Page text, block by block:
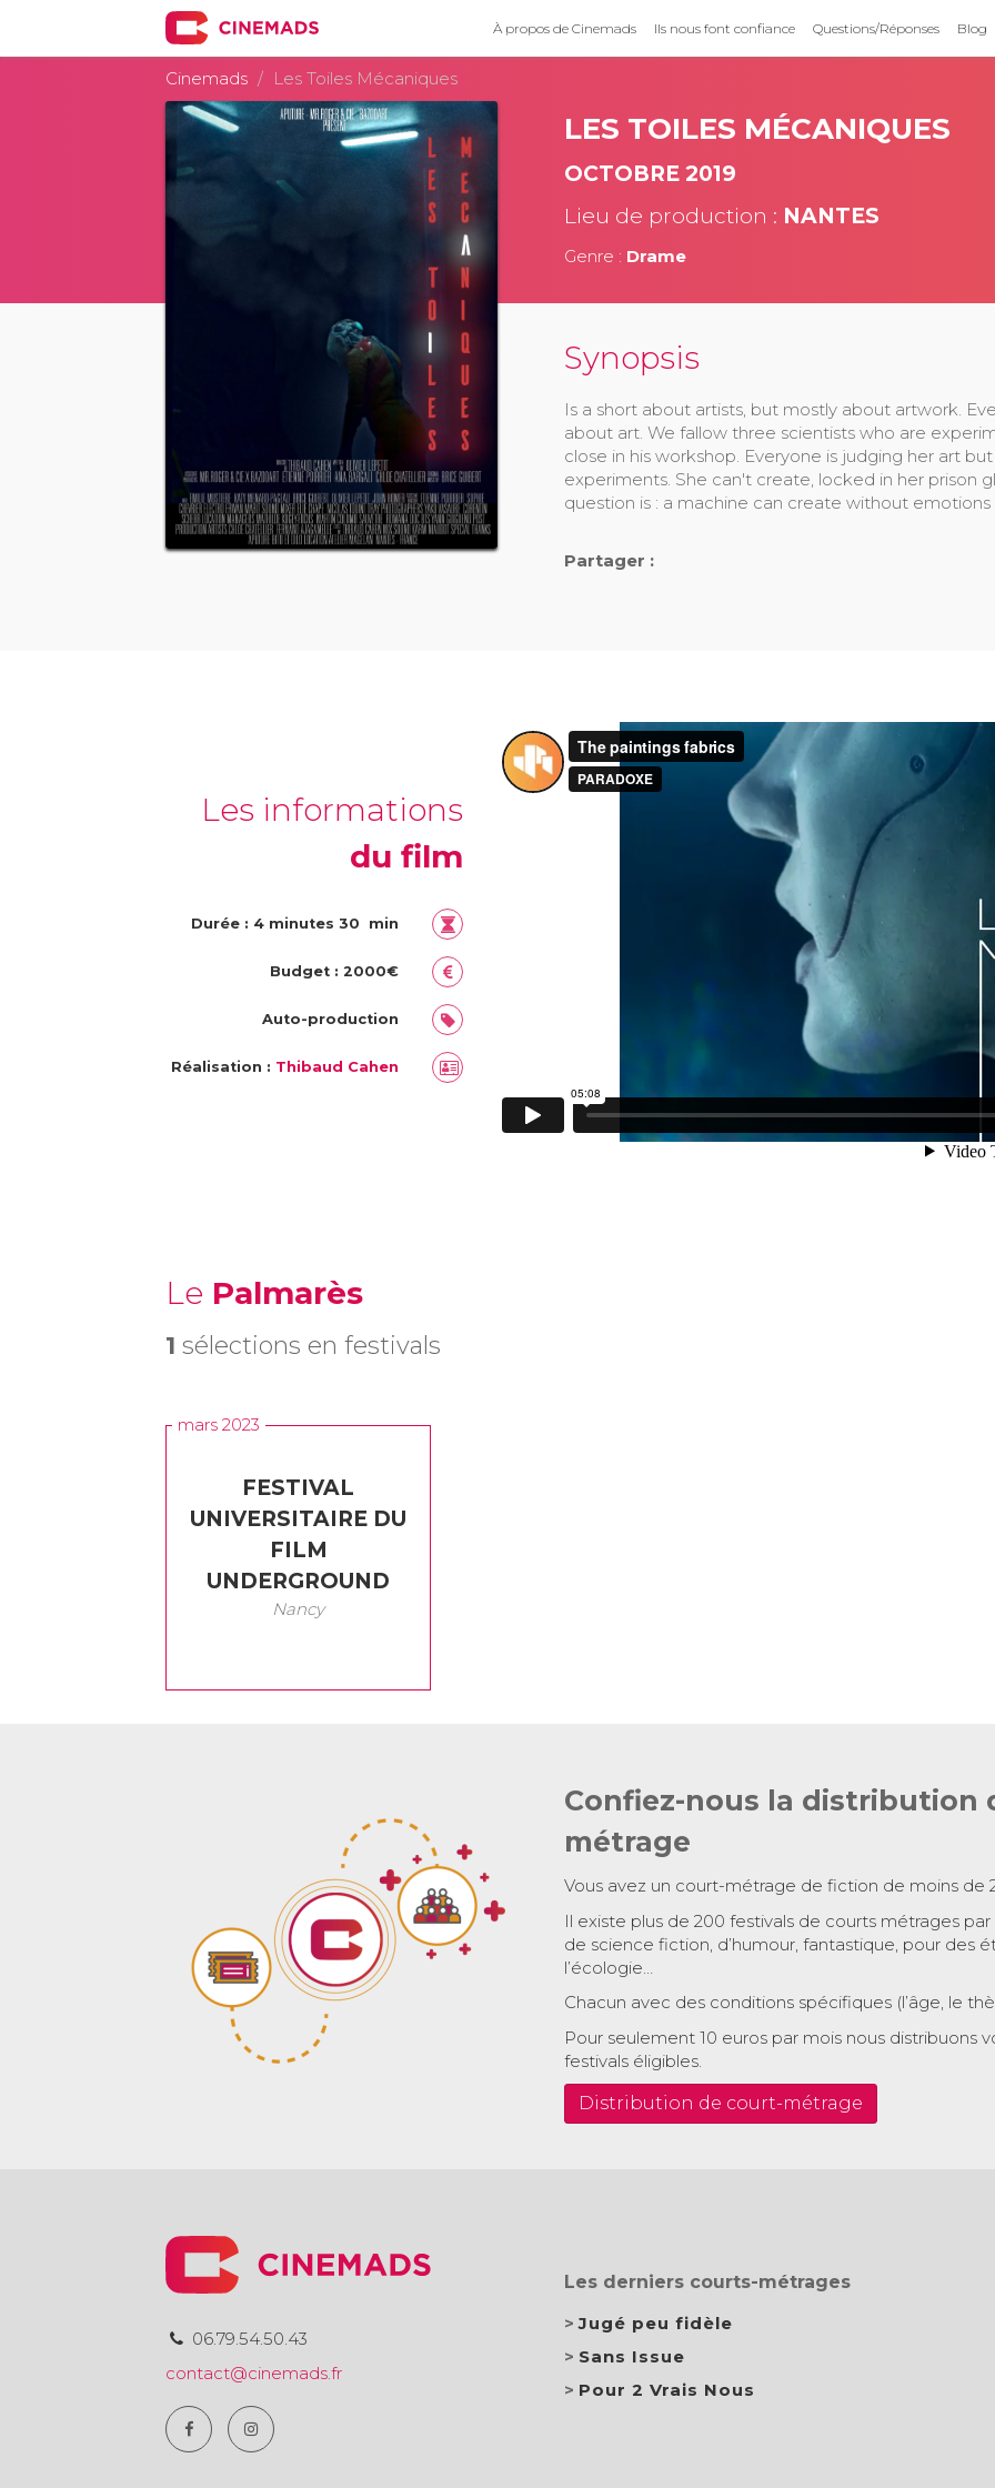
À propos de Cinemads Ils nous font confiance Questions/Réponses Blog
Cinemads Les Toiles Mécaniques
LES TOILES MÉCANIQUES
OCTOBRE 2019
Lieu de production : NANTES
Genre : Drame
Synopsis
Is a short about artists, but mostly about artwork.
about art. We fallow three scientists who are
close in his workshop. Everyone is judging her art
experiments. She can't create, locked in her prison
question is : a machine can create without emotions
Partager :
Les informations
du film
Durée : 4 minutes 30 min
Budget : 2000€
Auto-production
Réalisation : Thibaud Cahen
Le Palmarès
1 sélections en festivals
mars 2023
FESTIVAL
UNIVERSITAIRE DU
FILM
UNDERGROUND
Nancy
Confiez-nous la distribution
métrage
Vous avez un court-métrage de fiction de moins de
Il existe plus de 200 festivals de courts métrages
de science fiction, d’humour, fantastique, pour des
l’écologie…
Chacun avec des conditions spécifiques (l’âge, le
Pour seulement 10 euros par mois nous distribuons
festivals éligibles.
Distribution de court-métrage
06.79.54.50.43
contact@cinemads.fr
Les derniers courts-métrages
Jugé peu fidèle
Sans Issue
Pour 2 Vrais Nous